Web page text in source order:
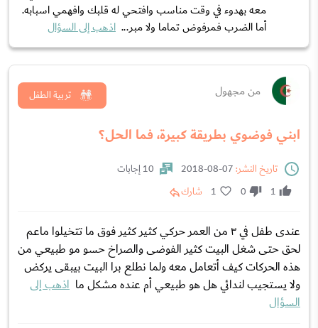
معه بهدوء في وقت مناسب وافتحي له قلبك وافهمي اسبابه.
أما الضرب فمرفوض تماما ولا مبر... اذهب إلى السؤال
من مجهول
ابني فوضوي بطريقة كبيرة، فما الحل؟
تربية الطفل
تاريخ النشر:
10 إجابات
1
0
1 شارك
عندى طفل في ٣ من العمر حركي كثير كثير فوق ما تتخيلوا ماعم
لحق حتى شغل البيت كثير الفوضى والصراخ حسو مو طبيعي من
هذه الحركات كيف أتعامل معه ولما نطلع برا البيت بيبقى يركض
ولا يستجيب لندائي هل هو طبيعي أم عنده مشكل ما اذهب إلى
السؤال